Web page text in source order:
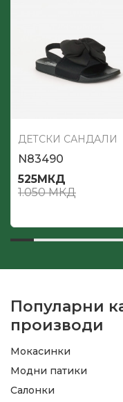
ДЕТСКИ САНДАЛИ
N83490
525МКД
1.050МКД
Популарни
производи
Мокасинки
Модни патики
Салонки